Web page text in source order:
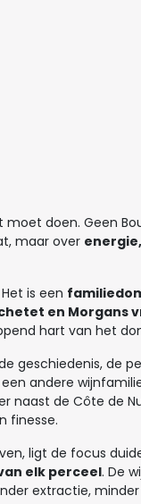
doen. Geen
maar over
is een
en Morgans
hart van het
geschiedenis, de
andere
naast de Côte de
finesse.
ligt de focus
elk perceel. De
extractie,